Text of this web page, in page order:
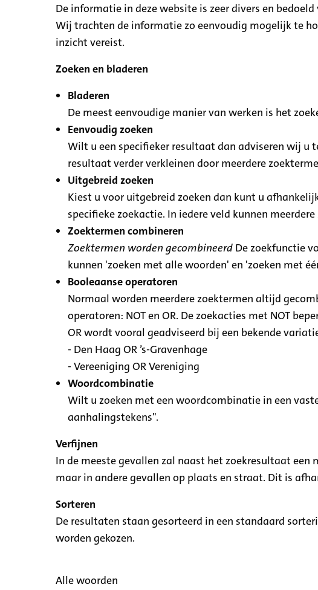
De informatie in deze website is zeer divers en
Wij trachten de informatie zo eenvoudig mogelijk te
inzicht vereist.
Zoeken en bladeren
Bladeren
De meest eenvoudige manier van werken is het
Eenvoudig zoeken
Wilt u een specifieker resultaat dan adviseren wij
resultaat verder verkleinen door meerdere
Uitgebreid zoeken
Kiest u voor uitgebreid zoeken dan kunt u
specifieke zoekactie. In iedere veld kunnen
Zoektermen combineren
Zoektermen worden gecombineerd De zoekfunctie
kunnen 'zoeken met alle woorden' en 'zoeken met
Booleaanse operatoren
Normaal worden meerdere zoektermen altijd
operatoren: NOT en OR. De zoekacties met NOT
OR wordt vooral geadviseerd bij een bekende
- Den Haag OR ’s-Gravenhage
- Vereeniging OR Vereniging
Woordcombinatie
Wilt u zoeken met een woordcombinatie in een
aanhalingstekens".
Verfijnen
In de meeste gevallen zal naast het zoekresultaat
maar in andere gevallen op plaats en straat. Dit is
Sorteren
De resultaten staan gesorteerd in een standaard
worden gekozen.
Alle woorden